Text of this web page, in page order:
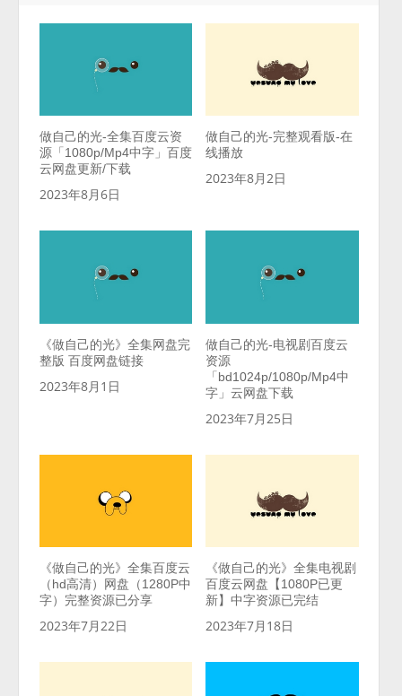
做自己的光-全集百度云资
源「1080p/Mp4中字」百度
云网盘更新/下载
2023年8月6日
做自己的光-完整观看版-在
线播放
2023年8月2日
《做自己的光》全集网盘完
整版 百度网盘链接
2023年8月1日
做自己的光-电视剧百度云
资源
「bd1024p/1080p/Mp4中
字」云网盘下载
2023年7月25日
《做自己的光》全集百度云
（hd高清）网盘（1280P中
字）完整资源已分享
2023年7月22日
《做自己的光》全集电视剧
百度云网盘【1080P已更
新】中字资源已完结
2023年7月18日